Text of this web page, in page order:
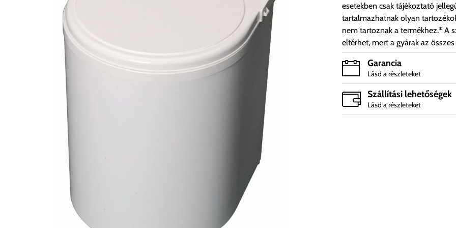
esetekben csak tájékoztató
tartalmazhatnak olyan
nem tartoznak a termékhez.* A
eltérhet, mert a gyárak az
Garancia
Lásd a részleteket
Szállítási lehetőségek
Lásd a részleteket